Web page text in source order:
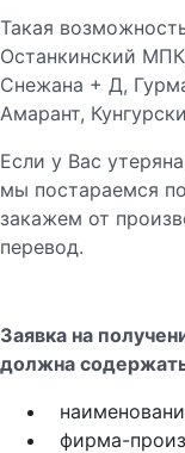
Такая
Останкинский
Снежана + Д,
Амарант,
Если у Вас
мы постараемся
закажем от
перевод.
Заявка на
должна
фирма-